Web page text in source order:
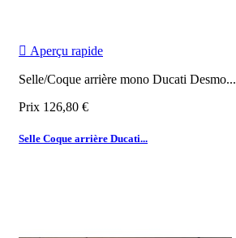
 Aperçu rapide
Selle/Coque arrière mono Ducati Desmo...
Prix 126,80 €
Selle Coque arrière Ducati...